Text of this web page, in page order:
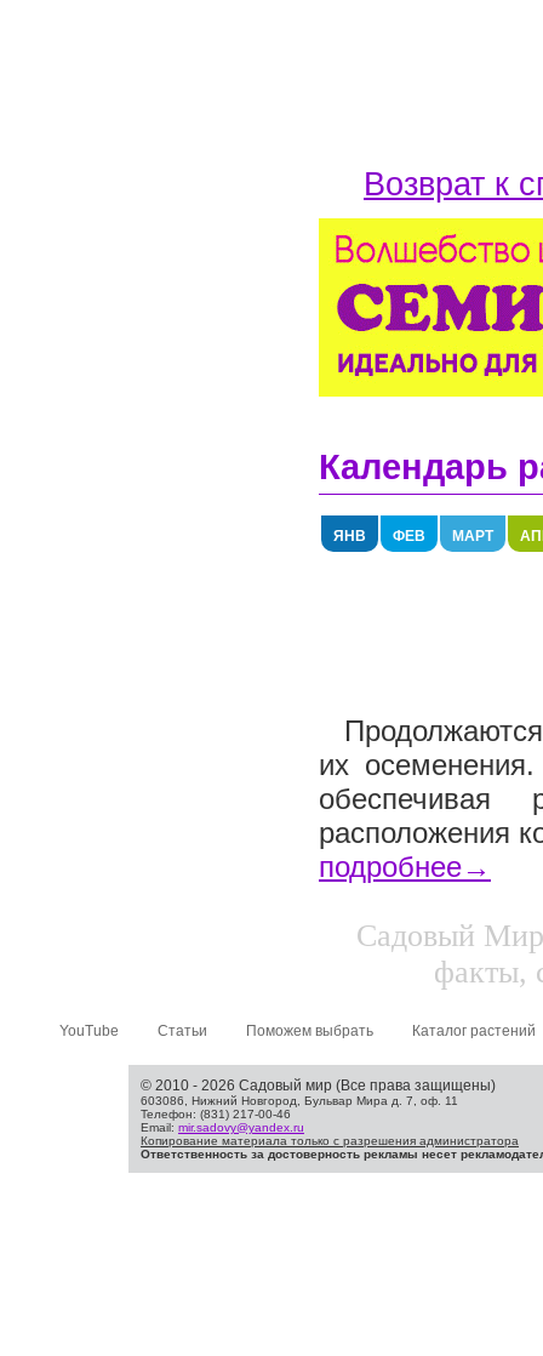
Возврат к
Календарь
ЯНВ ФЕВ МАРТ
их
обеспечивая
расположения
подробнее→
Садовый
факты,
YouTube Статьи Поможем выбрать Каталог растений
© 2010 - 2026 Садовый мир (Все права защищены)
603086, Нижний Новгород, Бульвар Мира д. 7, оф. 11
Телефон: (831) 217-00-46
Email: mir.sadovy@yandex.ru
Копирование материала только с разрешения администратора
Ответственность за достоверность рекламы несет